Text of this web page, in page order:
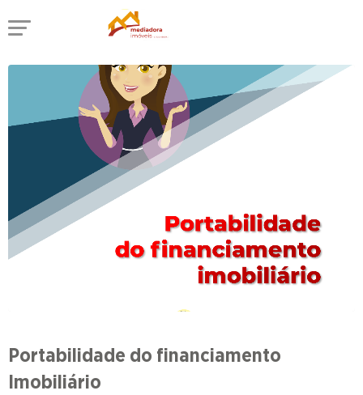
Portabilidade do financiamento
Imobiliário